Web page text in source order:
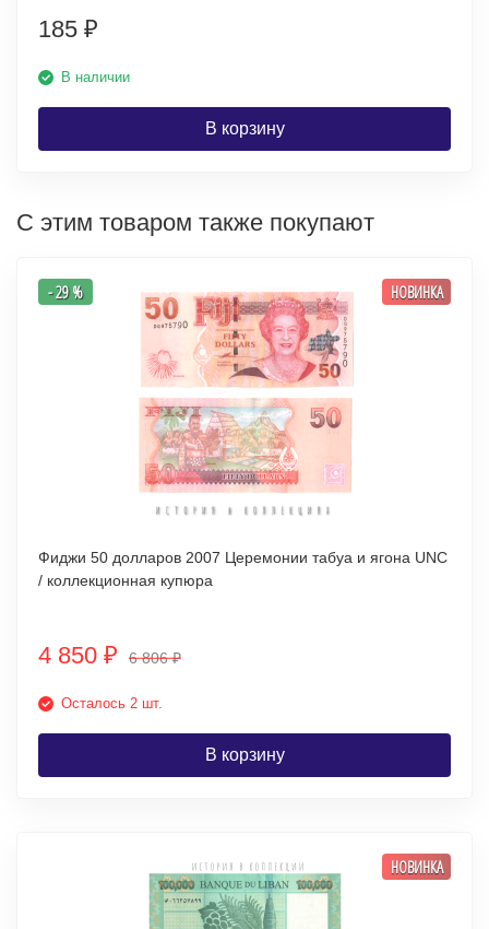
185 ₽
В наличии
В корзину
С этим товаром также покупают
- 29 % НОВИНКА
Фиджи 50 долларов 2007 Церемонии табуа и ягона UNC
/ коллекционная купюра
4 850 ₽ 6 806₽
Осталось 2 шт.
В корзину
НОВИНКА